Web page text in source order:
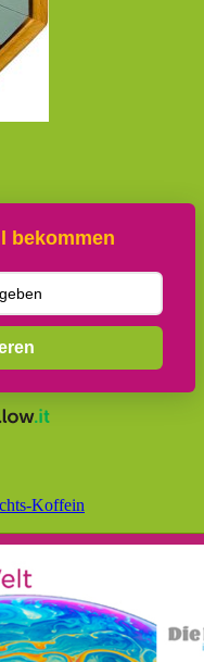
bekommen
Koffein